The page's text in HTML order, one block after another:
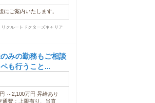
にご案内いたします。
リクルートドクターズキャリア
の勤務もご相談
も行うこと...
～2,100万円 昇給あり
費：上限有り、当直